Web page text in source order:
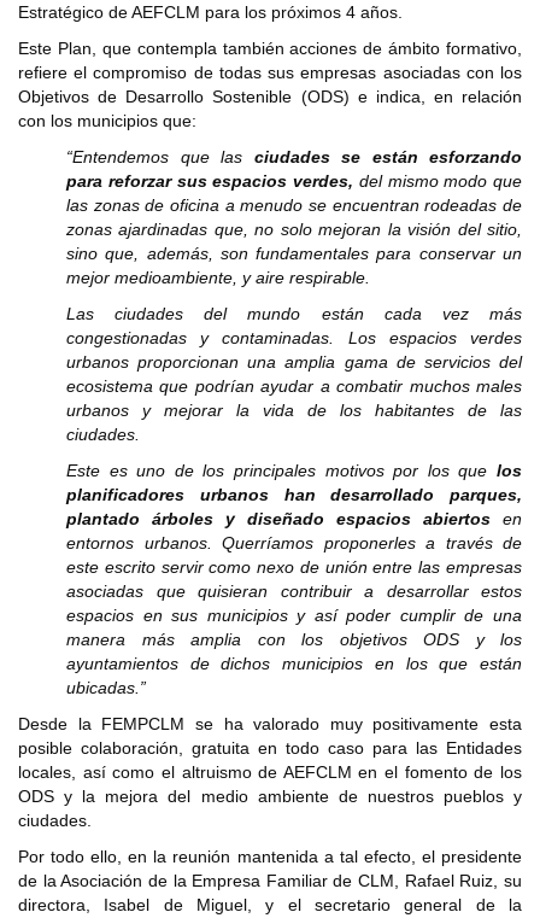
Estratégico de AEFCLM para los próximos 4 años.
Este Plan, que contempla también acciones de ámbito formativo,
refiere el compromiso de todas sus empresas asociadas con los
Objetivos de Desarrollo Sostenible (ODS) e indica, en relación
con los municipios que:
“Entendemos que las ciudades se están esforzando
para reforzar sus espacios verdes, del mismo modo que
las zonas de oficina a menudo se encuentran rodeadas de
zonas ajardinadas que, no solo mejoran la visión del sitio,
sino que, además, son fundamentales para conservar un
mejor medioambiente, y aire respirable.
Las ciudades del mundo están cada vez más
congestionadas y contaminadas. Los espacios verdes
urbanos proporcionan una amplia gama de servicios del
ecosistema que podrían ayudar a combatir muchos males
urbanos y mejorar la vida de los habitantes de las
ciudades.
Este es uno de los principales motivos por los que los
planificadores urbanos han desarrollado parques,
plantado árboles y diseñado espacios abiertos en
entornos urbanos. Querríamos proponerles a través de
este escrito servir como nexo de unión entre las empresas
asociadas que quisieran contribuir a desarrollar estos
espacios en sus municipios y así poder cumplir de una
manera más amplia con los objetivos ODS y los
ayuntamientos de dichos municipios en los que están
ubicadas.”
Desde la FEMPCLM se ha valorado muy positivamente esta
posible colaboración, gratuita en todo caso para las Entidades
locales, así como el altruismo de AEFCLM en el fomento de los
ODS y la mejora del medio ambiente de nuestros pueblos y
ciudades.
Por todo ello, en la reunión mantenida a tal efecto, el presidente
de la Asociación de la Empresa Familiar de CLM, Rafael Ruiz, su
directora, Isabel de Miguel, y el secretario general de la